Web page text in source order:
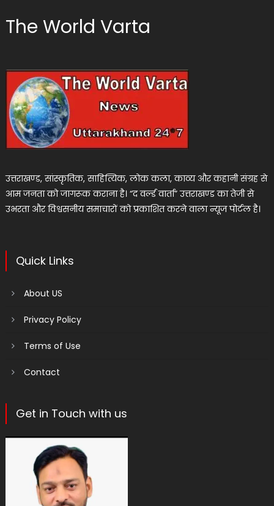
The World Varta
उत्तराखण्ड, सांस्कृतिक, साहित्यिक, लोक कला, काव्य और कहानी संग्रह से
आम जनता को जागरूक कराना है। “द वर्ल्ड वार्ता” उत्तराखण्ड का तेजी से
उभरता और विश्वसनीय समाचारों को प्रकाशित करने वाला न्यूज पोर्टल है।
Quick Links
About US
Privacy Policy
Terms of Use
Contact
Get in Touch with us